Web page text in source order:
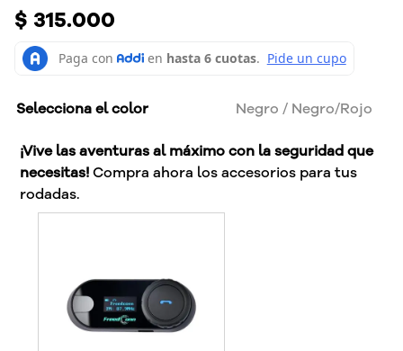
$ 315.000
Selecciona el color Negro / Negro/Rojo
¡Vive las aventuras al máximo con la seguridad que
necesitas!Compra ahora los accesorios para tus
rodadas.